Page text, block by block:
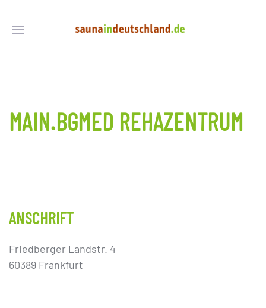
MAIN.BGMED REHAZENTRUM
ANSCHRIFT
Friedberger Landstr. 4
60389 Frankfurt